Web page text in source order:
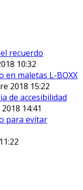
recuerdo
10:32
en maletas L-BOXX
2018 15:22
de accesibilidad
14:41
para evitar